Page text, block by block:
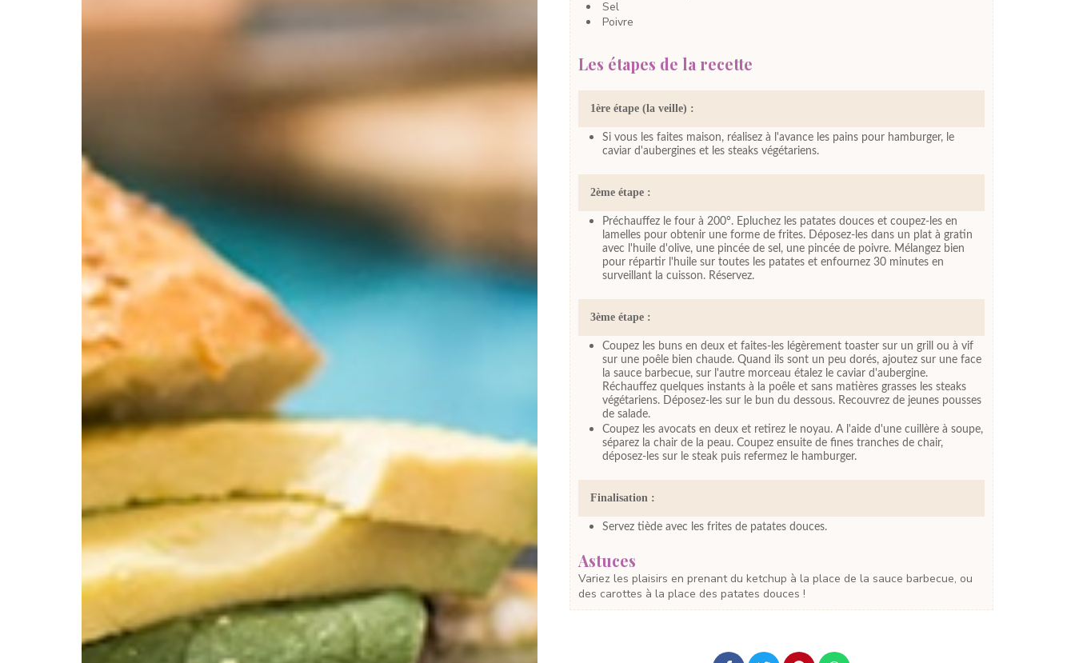
Sel
Poivre
Les étapes de la recette
1ère étape (la veille) :
Si vous les faites maison, réalisez à l'avance les pains pour hamburger, le
caviar d'aubergines et les steaks végétariens.
2ème étape :
Préchauffez le four à 200°. Epluchez les patates douces et coupez-les en
lamelles pour obtenir une forme de frites. Déposez-les dans un plat à gratin
avec l'huile d'olive, une pincée de sel, une pincée de poivre. Mélangez bien
pour répartir l'huile sur toutes les patates et enfournez 30 minutes en
surveillant la cuisson. Réservez.
3ème étape :
Coupez les buns en deux et faites-les légèrement toaster sur un grill ou à vif
sur une poêle bien chaude. Quand ils sont un peu dorés, ajoutez sur une face
la sauce barbecue, sur l'autre morceau étalez le caviar d'aubergine.
Réchauffez quelques instants à la poêle et sans matières grasses les steaks
végétariens. Déposez-les sur le bun du dessous. Recouvrez de jeunes pousses
de salade.
Coupez les avocats en deux et retirez le noyau. A l'aide d'une cuillère à soupe,
séparez la chair de la peau. Coupez ensuite de fines tranches de chair,
déposez-les sur le steak puis refermez le hamburger.
Finalisation :
Servez tiède avec les frites de patates douces.
Astuces
Variez les plaisirs en prenant du ketchup à la place de la sauce barbecue, ou
des carottes à la place des patates douces !